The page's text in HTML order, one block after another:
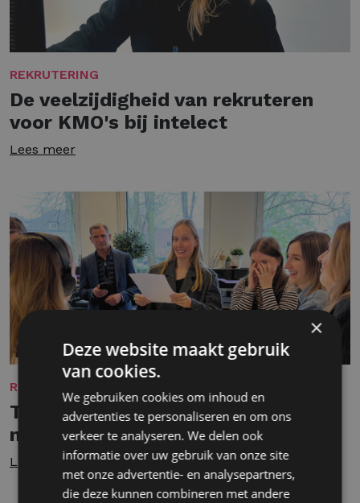
REKRUTERING
De veelzijdigheid van rekruteren
voor KMO's bij intelect
Lees meer
REKRUTERING
Terugblikken op mijn eerste 9
maanden als Junior Recruiter
Lees meer
×
Deze website maakt gebruik
van cookies.
We gebruiken cookies om inhoud en
advertenties te personaliseren en om ons
verkeer te analyseren. We delen ook
informatie over uw gebruik van onze site
met onze advertentie- en analysepartners,
die deze kunnen combineren met andere